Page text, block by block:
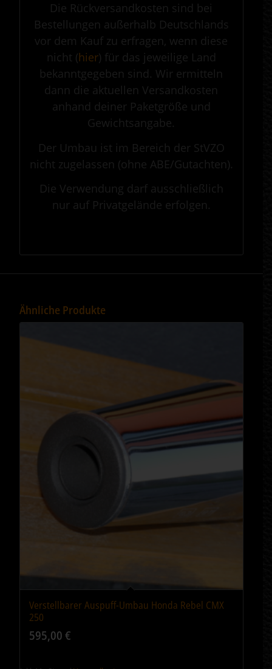
Die Rückversandkosten sind bei
Bestellungen außerhalb Deutschlands
vor dem Kauf zu erfragen, wenn diese
nicht (hier) für das jeweilige Land
bekanntgegeben sind. Wir ermitteln
dann die aktuellen Versandkosten
anhand deiner Paketgröße und
Gewichtsangabe.
Der Umbau ist im Bereich der StVZO
nicht zugelassen (ohne ABE/Gutachten).
Die Verwendung darf ausschließlich
nur auf Privatgelände erfolgen.
Ähnliche Produkte
Verstellbarer Auspuff-Umbau Honda Rebel CMX
250
595,00€